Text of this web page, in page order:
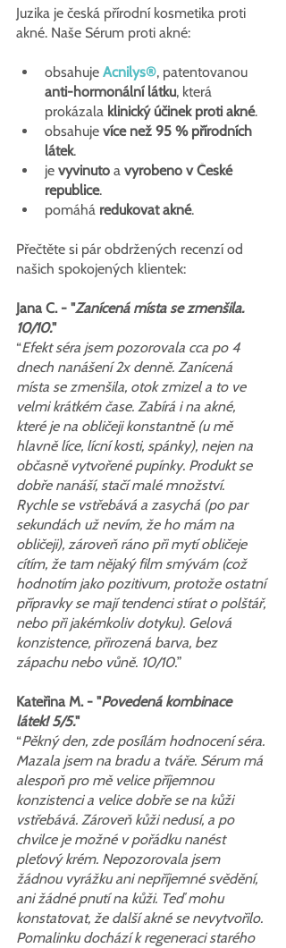
Juzika je česká přírodní kosmetika proti
akné. Naše Sérum proti akné:
obsahuje Acnilys®, patentovanou
anti-hormonální látku, která
prokázala klinický účinek proti akné.
obsahuje více než 95 % přírodních
látek.
je vyvinuto a vyrobeno v České
republice.
pomáhá redukovat akné.
Přečtěte si pár obdržených recenzí od
našich spokojených klientek:
Jana C. - "Zanícená místa se zmenšila.
10/10."
“Efekt séra jsem pozorovala cca po 4
dnech nanášení 2x denně. Zanícená
místa se zmenšila, otok zmizel a to ve
velmi krátkém čase. Zabírá i na akné,
které je na obličeji konstantně (u mě
hlavně líce, lícní kosti, spánky), nejen na
občasně vytvořené pupínky. Produkt se
dobře nanáší, stačí malé množství.
Rychle se vstřebává a zasychá (po par
sekundách už nevím, že ho mám na
obličeji), zároveň ráno při mytí obličeje
cítím, že tam nějaký film smývám (což
hodnotím jako pozitivum, protože ostatní
přípravky se mají tendenci stírat o polštář,
nebo při jakémkoliv dotyku). Gelová
konzistence, přirozená barva, bez
zápachu nebo vůně. 10/10.”
Kateřina M. - "Povedená kombinace
látek! 5/5."
“Pěkný den, zde posílám hodnocení séra.
Mazala jsem na bradu a tváře. Sérum má
alespoň pro mě velice příjemnou
konzistenci a velice dobře se na kůži
vstřebává. Zároveň kůži nedusí, a po
chvilce je možné v pořádku nanést
pleťový krém. Nepozorovala jsem
žádnou vyrážku ani nepříjemné svědění,
ani žádné pnutí na kůži. Teď mohu
konstatovat, že další akné se nevytvořilo.
Pomalinku dochází k regeneraci starého